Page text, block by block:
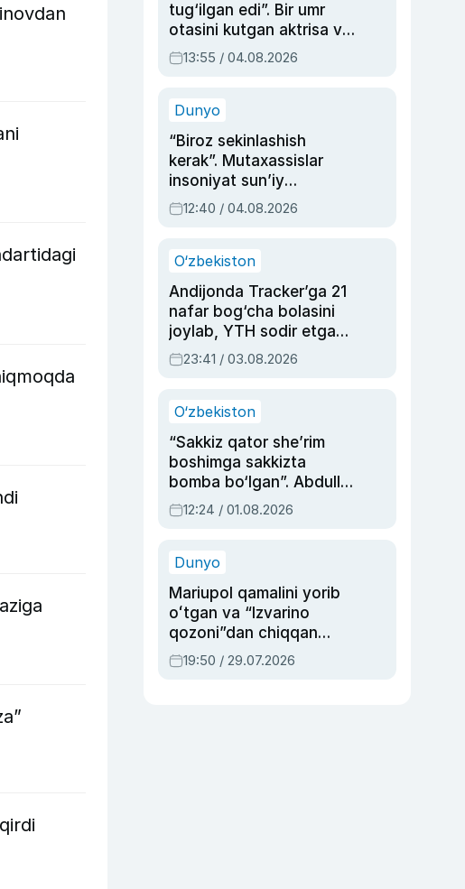
tug‘ilgan edi”. Bir umr
otasini kutgan aktrisa va
dublyaj ustasi Rimma
Ahmedovaning
13:55 / 04.08.2026
Dunyo
“Biroz sekinlashish
kerak”. Mutaxassislar
insoniyat sun’iy
intellektni boshqara
olmay qolishidan xavotir
12:40 / 04.08.2026
O‘zbekiston
Andijonda Tracker’ga 21
nafar bog‘cha bolasini
joylab, YTH sodir etgan
ayolga sud hukmi o‘qildi
23:41 / 03.08.2026
O‘zbekiston
“Sakkiz qator she’rim
boshimga sakkizta
bomba bo‘lgan”. Abdulla
Oripovni siyosiy
ayblovlardan asrab
12:24 / 01.08.2026
Dunyo
Mariupol qamalini yorib
oʻtgan va “Izvarino
qozoni”dan chiqqan
qahramon — Ukraina
armiyasi bosh
19:50 / 29.07.2026